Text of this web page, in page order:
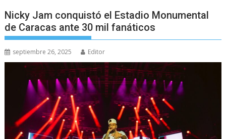
Nicky Jam conquistó el Estadio Monumental
de Caracas ante 30 mil fanáticos
septiembre 26, 2025 Editor